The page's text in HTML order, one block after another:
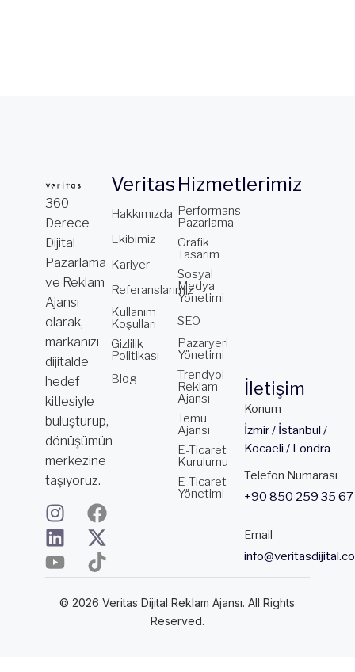
360
Derece
Dijital
Pazarlama
ve Reklam
Ajansı
olarak,
markanızı
dijitalde
hedef
kitlesiyle
buluşturup,
dönüşümün
merkezine
taşıyoruz.
I
n
s
t
g
F
a
c
e
o
L
i
n
k
d
X
-
t
w
t
Y
o
u
t
b
T
i
k
t
k
Veritas
Hakkımızda
Ekibimiz
Kariyer
Referanslarımız
Kullanım
Koşulları
Gizlilik
Politikası
Blog
Hizmetlerimiz
Performans
Pazarlama
Grafik
Tasarım
Sosyal
Medya
Yönetimi
SEO
Pazaryeri
Yönetimi
Trendyol
Reklam
Ajansı
Temu
Ajansı
E-Ticaret
Kurulumu
E-Ticaret
Yönetimi
Konum
İzmir / İstanbul /
Kocaeli / Londra
Telefon Numarası
+90 850 259 35 67
Email
İletişim
© 2026 Veritas Dijital Reklam Ajansı. All Rights
Reserved.